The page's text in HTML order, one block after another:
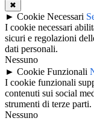
✖
► Cookie Necessari
I cookie necessari
sicuri e regolazioni
dati personali.
Nessuno
► Cookie Funzionali
I cookie funzionali
contenuti sui social
strumenti di terze parti.
Nessuno